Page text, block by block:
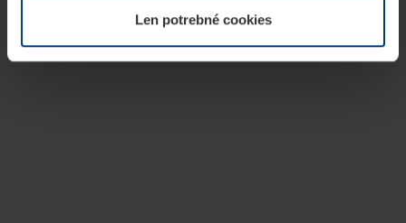
našej webovej stránky.Len potrebné cookies